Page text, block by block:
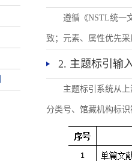
遵循《NSTL统一
致；元素、属性优先
2. 主题标引输
主题标引系统从
分类号、馆藏机构标